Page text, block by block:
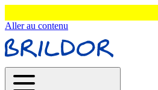
Aller au contenu